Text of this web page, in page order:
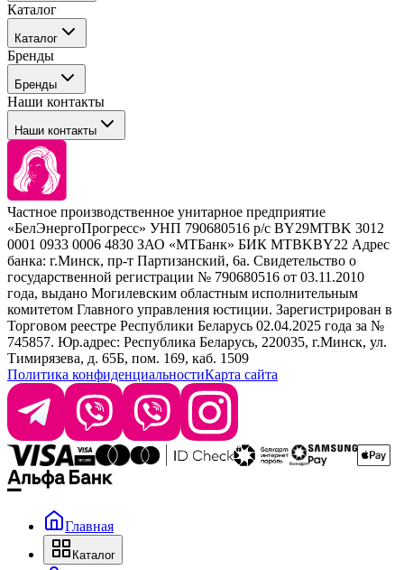
События
Покупателю
Каталог
Каталог
Профессиональные средства для окрашивания волос
Сервисные средства
Уход
Стайлинг
Брови и ресницы
Барберинг
Наборы
Расходные материалы
Бренды
Бренды
Tefia
Concept
Kezy
Barex
Sim Sensitive
Kebren
Selective Professional
White Line
Наши контакты
Наши контакты
+ 375 44 7233514
+ 375 29 1649505
info@krasabel.by
Офис: г. Минск, ул. Тимирязева 65Б, офис 1509
Склад: г. Минск, ул. Домбровская, 15
Время работы: пн–чт 9:00–17:30, пт 9:00–17:00
Частное производственное унитарное предприятие
«БелЭнергоПрогресс» УНП 790680516 р/с BY29MTBK 3012
0001 0933 0006 4830 ЗАО «МТБанк» БИК MTBKBY22 Адрес
банка: г.Минск, пр-т Партизанский, 6а. Свидетельство о
государственной регистрации № 790680516 от 03.11.2010
года, выдано Могилевским областным исполнительным
комитетом Главного управления юстиции. Зарегистрирован в
Торговом реестре Республики Беларусь 02.04.2025 года за №
745857. Юр.адрес: Республика Беларусь, 220035, г.Минск, ул.
Тимирязева, д. 65Б, пом. 169, каб. 1509
Политика конфиденциальностиКарта сайта
Главная
Каталог